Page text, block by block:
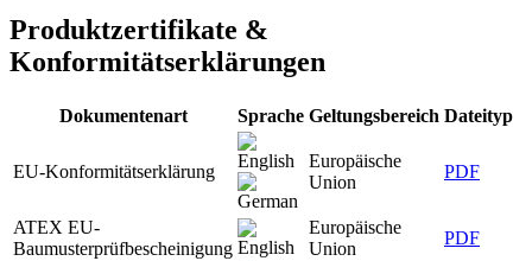
Produktzertifikate &
Konformitätserklärungen
Dokumentenart Sprache Geltungsbereich Dateityp
EU-Konformitätserklärung
Europäische
Union
PDF
ATEX EU-
Baumusterprüfbescheinigung
Europäische
Union
PDF